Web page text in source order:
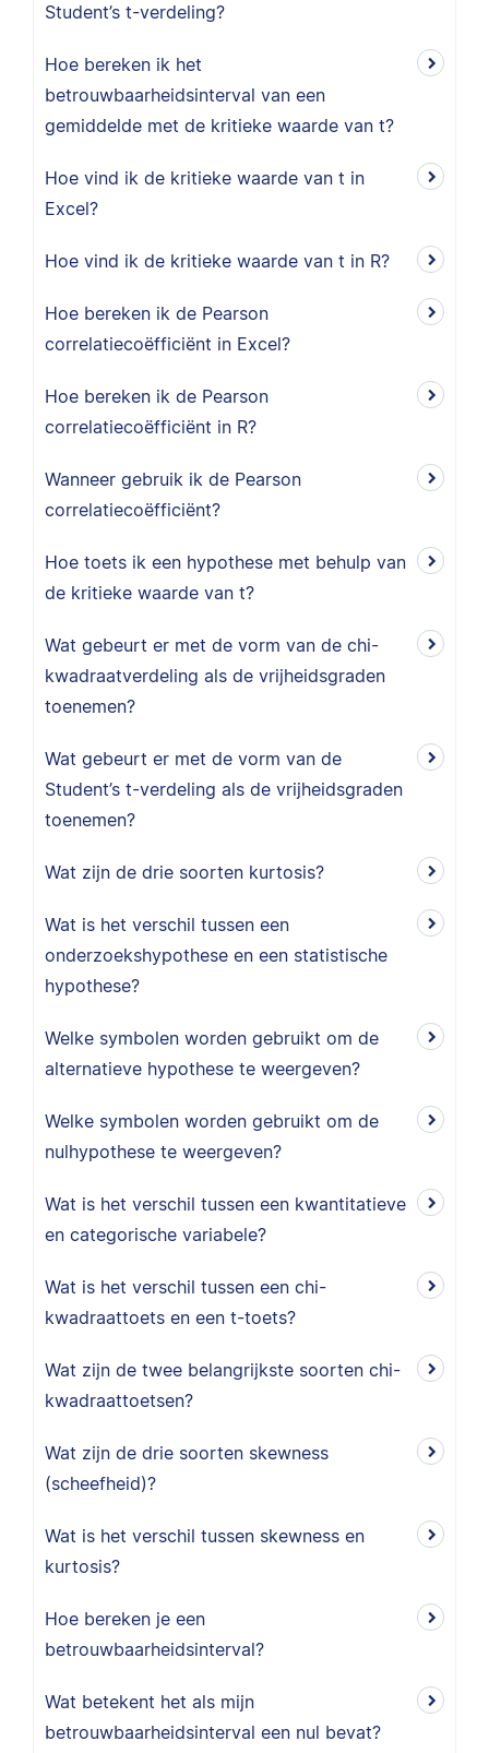
Student’s t-verdeling?
Hoe bereken ik het
betrouwbaarheidsinterval van een
gemiddelde met de kritieke waarde van t?
Hoe vind ik de kritieke waarde van t in
Excel?
Hoe vind ik de kritieke waarde van t in R?
Hoe bereken ik de Pearson
correlatiecoëfficiënt in Excel?
Hoe bereken ik de Pearson
correlatiecoëfficiënt in R?
Wanneer gebruik ik de Pearson
correlatiecoëfficiënt?
Hoe toets ik een hypothese met behulp van
de kritieke waarde van t?
Wat gebeurt er met de vorm van de chi-
kwadraatverdeling als de vrijheidsgraden
toenemen?
Wat gebeurt er met de vorm van de
Student’s t-verdeling als de vrijheidsgraden
toenemen?
Wat zijn de drie soorten kurtosis?
Wat is het verschil tussen een
onderzoekshypothese en een statistische
hypothese?
Welke symbolen worden gebruikt om de
alternatieve hypothese te weergeven?
Welke symbolen worden gebruikt om de
nulhypothese te weergeven?
Wat is het verschil tussen een kwantitatieve
en categorische variabele?
Wat is het verschil tussen een chi-
kwadraattoets en een t-toets?
Wat zijn de twee belangrijkste soorten chi-
kwadraattoetsen?
Wat zijn de drie soorten skewness
(scheefheid)?
Wat is het verschil tussen skewness en
kurtosis?
Hoe bereken je een
betrouwbaarheidsinterval?
Wat betekent het als mijn
betrouwbaarheidsinterval een nul bevat?